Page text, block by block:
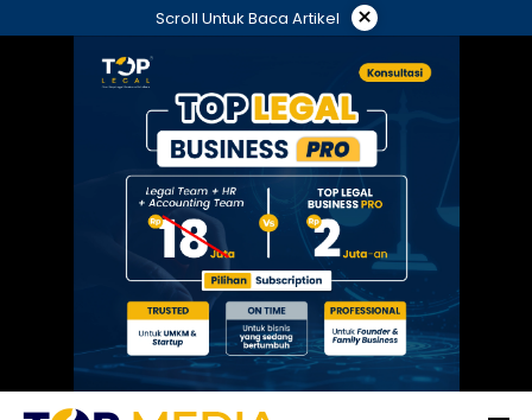
ke
Scroll Untuk Baca Artikel ×